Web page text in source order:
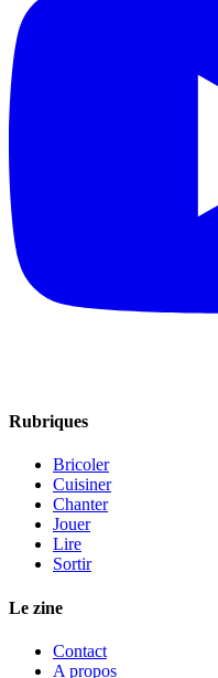
Rubriques
Bricoler
Cuisiner
Chanter
Jouer
Lire
Sortir
Le zine
Contact
A propos